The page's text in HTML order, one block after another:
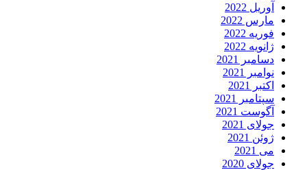
آوریل 2022
مارس 2022
فوریه 2022
ژانویه 2022
دسامبر 2021
نوامبر 2021
اکتبر 2021
سپتامبر 2021
آگوست 2021
جولای 2021
ژوئن 2021
می 2021
جولای 2020